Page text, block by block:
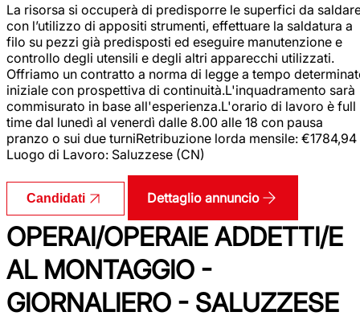
La risorsa si occuperà di predisporre le superfici da
con l’utilizzo di appositi strumenti, effettuare la saldatura a
filo su pezzi già predisposti ed eseguire manutenzione e
controllo degli utensili e degli altri apparecchi utilizzati.
Offriamo un contratto a norma di legge a tempo
iniziale con prospettiva di continuità.L'inquadramento sarà
commisurato in base all'esperienza.L'orario di lavoro è full
time dal lunedì al venerdì dalle 8.00 alle 18 con pausa
pranzo o sui due turniRetribuzione lorda mensile: €1784,94
Luogo di Lavoro: Saluzzese (CN)
Candidati Dettaglio annuncio
OPERAI/OPERAIE ADDETTI/E
AL MONTAGGIO -
GIORNALIERO - SALUZZESE